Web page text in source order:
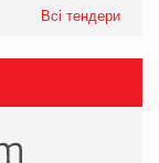
Всі тендери